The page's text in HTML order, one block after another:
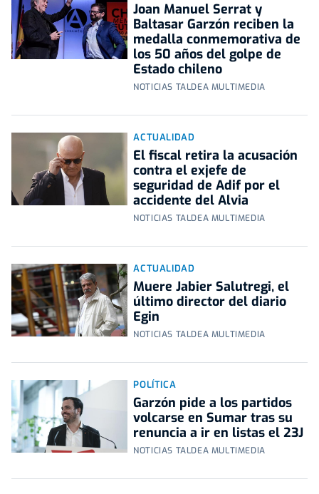
Joan Manuel Serrat y
Baltasar Garzón reciben la
medalla conmemorativa de
los 50 años del golpe de
Estado chileno
NOTICIAS TALDEA MULTIMEDIA
ACTUALIDAD
El fiscal retira la acusación
contra el exjefe de
seguridad de Adif por el
accidente del Alvia
NOTICIAS TALDEA MULTIMEDIA
ACTUALIDAD
Muere Jabier Salutregi, el
último director del diario
Egin
NOTICIAS TALDEA MULTIMEDIA
POLÍTICA
Garzón pide a los partidos
volcarse en Sumar tras su
renuncia a ir en listas el 23J
NOTICIAS TALDEA MULTIMEDIA